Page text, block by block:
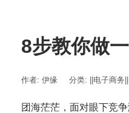
8步教你做
作者: 伊缘 分类: ||电子商务||
团海茫茫，面对眼下竞